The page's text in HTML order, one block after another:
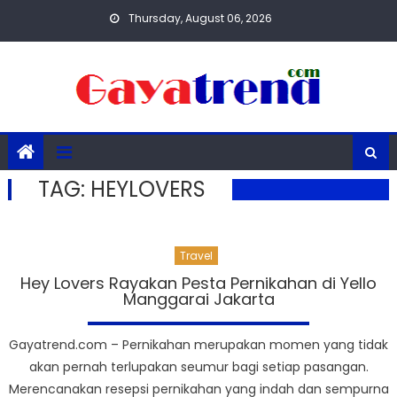
Thursday, August 06, 2026
TAG: HEYLOVERS
Travel
Hey Lovers Rayakan Pesta Pernikahan di Yello
Manggarai Jakarta
Gayatrend.com – Pernikahan merupakan momen yang tidak
akan pernah terlupakan seumur bagi setiap pasangan.
Merencanakan resepsi pernikahan yang indah dan sempurna